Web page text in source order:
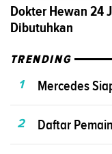
Dokter Hewan 24
Dibutuhkan
TRENDING
1
Mercedes
2 Daftar